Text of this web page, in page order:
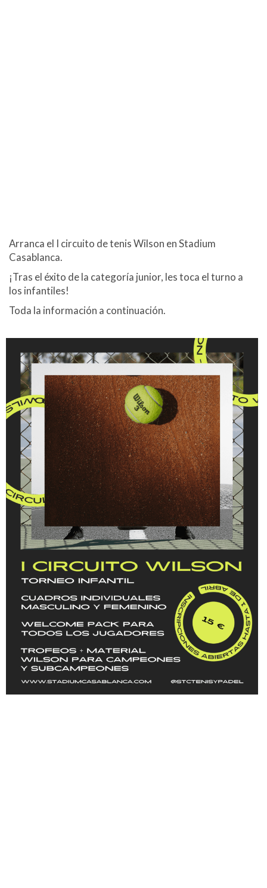
Arranca el I circuito de tenis Wilson en Stadium
Casablanca.
¡Tras el éxito de la categoría junior, les toca el turno a
los infantiles!
Toda la información a continuación.